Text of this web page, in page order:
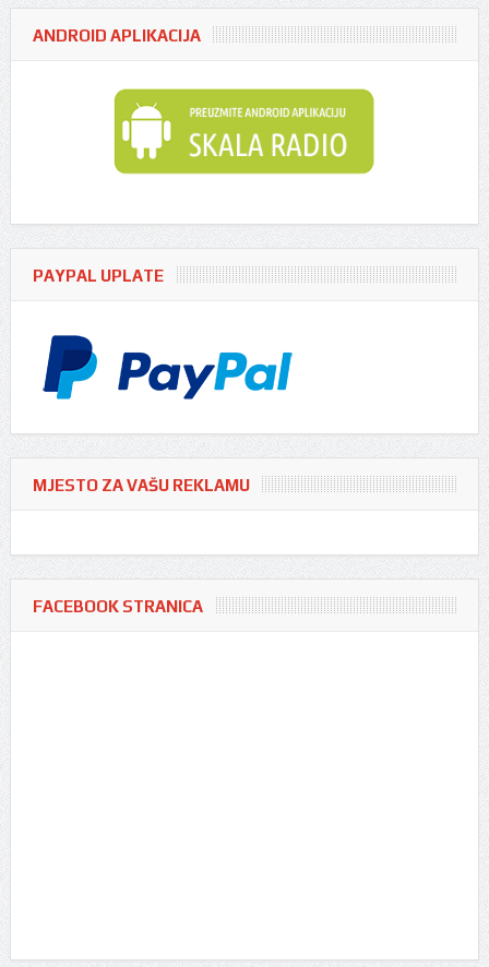
ANDROID APLIKACIJA
PAYPAL UPLATE
MJESTO ZA VAŠU REKLAMU
FACEBOOK STRANICA